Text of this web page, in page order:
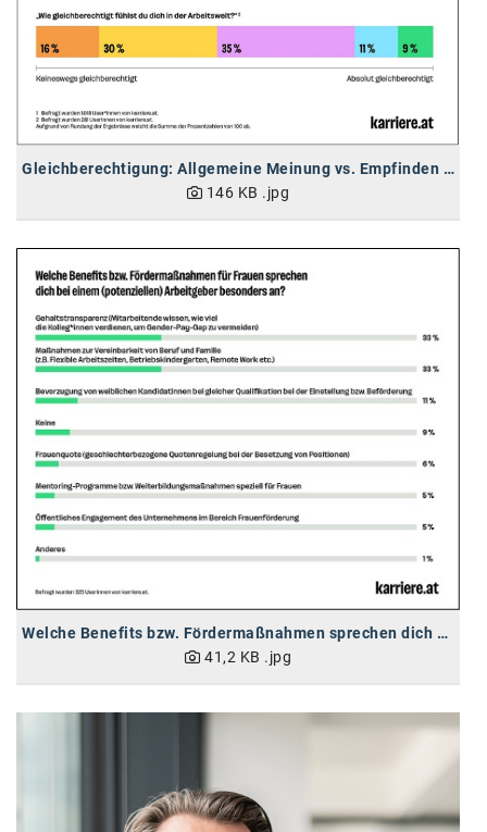
karriere.at
Ketchum GmbH
Kinderwunschzentrum
Kostenwahrheit
Mastercard
NEOH
Nespresso
Neudoerfler
OBI
Oral-B
PAYBACK
Gleichberechtigung: Allgemeine Meinung vs. Empfinden von Frauen
146 KB .jpg
Welche Benefits bzw. Fördermaßnahmen sprechen dich bei einem (potenziellen) Arbeitgeber besonders an?
41,2 KB .jpg